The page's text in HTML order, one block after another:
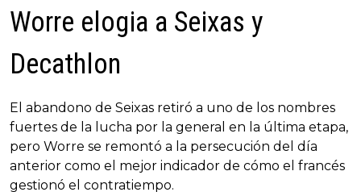
Worre elogia a Seixas y
Decathlon
El abandono de Seixas retiró a uno de los nombres
fuertes de la lucha por la general en la última etapa,
pero Worre se remontó a la persecución del día
anterior como el mejor indicador de cómo el francés
gestionó el contratiempo.